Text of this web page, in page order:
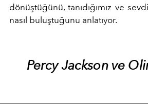
dönüştüğünü, tanıdığımız ve
nasıl buluştuğunu anlatıyor.
Percy Jackson ve